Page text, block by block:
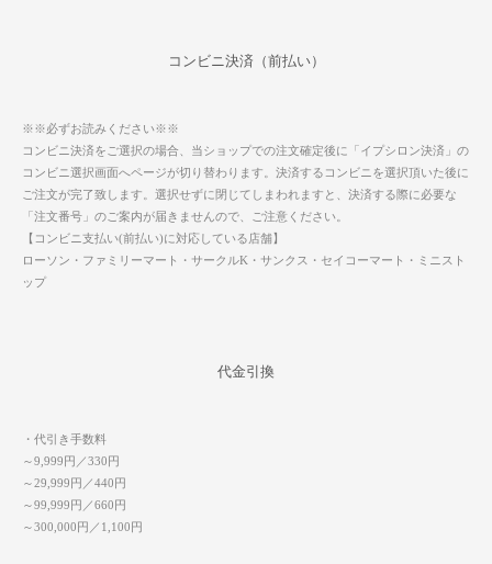
コンビニ決済（前払い）
※※必ずお読みください※※
コンビニ決済をご選択の場合、当ショップでの注文確定後に「イプシロン決済」の
コンビニ選択画面へページが切り替わります。決済するコンビニを選択頂いた後に
ご注文が完了致します。選択せずに閉じてしまわれますと、決済する際に必要な
「注文番号」のご案内が届きませんので、ご注意ください。
【コンビニ支払い(前払い)に対応している店舗】
ローソン・ファミリーマート・サークルK・サンクス・セイコーマート・ミニスト
ップ
代金引換
・代引き手数料
～9,999円／330円
～29,999円／440円
～99,999円／660円
～300,000円／1,100円